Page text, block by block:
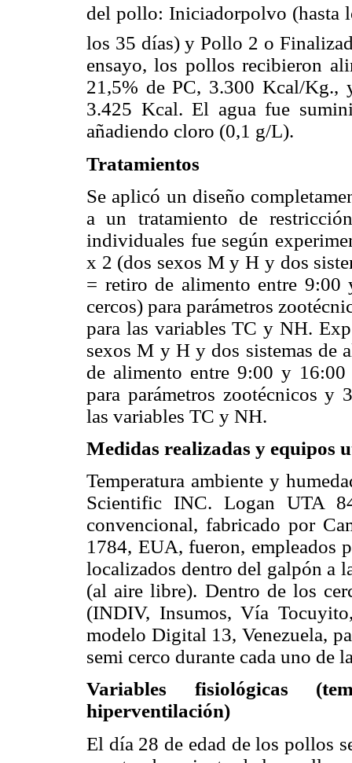
del pollo: Iniciadorpolvo (hasta
los 35 días) y Pollo 2 o
ensayo, los pollos recibieron
21,5% de PC, 3.300 Kcal/Kg.,
3.425 Kcal. El agua fue
añadiendo cloro (0,1 g/L).
Tratamientos
Se aplicó un diseño
a un tratamiento de
individuales fue según
x 2 (dos sexos M y H y dos
= retiro de alimento entre 9:00
cercos) para parámetros
para las variables TC y NH.
sexos M y H y dos sistemas de
de alimento entre 9:00 y
para parámetros zootécnicos y
las variables TC y NH.
Medidas realizadas y equipos
Temperatura ambiente y
Scientific INC. Logan UTA
convencional, fabricado por
1784, EUA, fueron, empleados
localizados dentro del galpón a
(al aire libre). Dentro de los
(INDIV, Insumos, Vía
modelo Digital 13, Venezuela,
semi cerco durante cada uno de
Variables fisiológicas
hiperventilación)
El día 28 de edad de los pollos